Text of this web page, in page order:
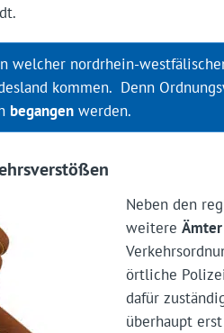
welcher nordrhein-
kommen. Denn
begangenwerden.
Neben den
weitere
örtliche
dafür
überhaupt